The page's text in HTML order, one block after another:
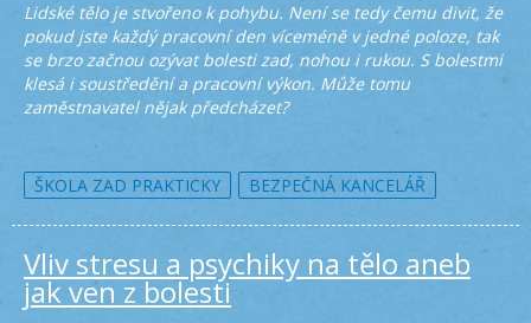
Lidské tělo je stvořeno k pohybu. Není se tedy čemu divit, že
pokud jste každý pracovní den víceméně v jedné poloze, tak
se brzo začnou ozývat bolesti zad, nohou i rukou. S bolestmi
klesá i soustředění a pracovní výkon. Může tomu
zaměstnavatel nějak předcházet?
ŠKOLA ZAD PRAKTICKY BEZPEČNÁ KANCELÁŘ
Vliv stresu a psychiky na tělo aneb
jak ven z bolesti